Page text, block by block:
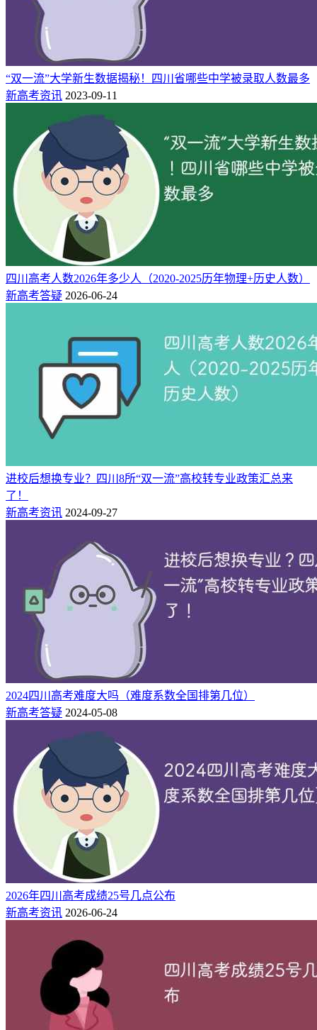
学生按成绩高低进行排序，提出拟录取名单。
原文链接：
http://jwc.swufe.edu.cn/__local/B/71/0F/
制链接到浏览器即可打开）
学校规定，学生在本科专业一年级（或二年级）可自愿申请转
专业。其中，一年级新生转专业由学校统一组织实施，二年级
学生转专业由学校组织各相关学院具体实施。申请转专业的学
生需要在专业人才培养方案所规定的第一学期课程中无未修记
录，所选课程无缓考、旷考、不及格或取消考试资格记录，身
体条件符合申请转入专业的体检标准要求。学校一般于新生一
年级秋季学期第14-15周集中受理学生转专业申请。高考成绩
在学校（分校区）在其所在省（自治区、直辖市）录取的同科
类新生中排名前5%，且其第一学期平均学分绩点不低于2.50
（但占用该专业接收总人数指标），直接转入其第一志愿专
业。对其余申请转专业学生，学校按专业从其当学期开设的课
程中选择4门课程（必修课、专业核心课优先）的期末考试成
绩作为其“考核成绩”（以卷面成绩为准，满分400分），“考核
成绩”与其第一学期“平均学分绩点成绩”（按“50+学分绩点
*10”折算，满分100分）相加确定其转专业成绩（满分500
分），并根据转专业成绩按平行志愿录取模式确定转专业学生
原文链接：
https://www.swpu.edu.cn/dean/info/1111/4108.htm
览器即可打开）
四川农业大学
根据学校2023年转专业相关规定，所修读必修课加权平均成绩
专业排名前40%、已修读的所有课程无补考或重修记录且未受
过任何纪律处分的大一或大二在读学生可以申请转专业，符合
转专业条件的学生在申请转专业时，可填报两个 专业志愿，
按第一志愿、第二志愿顺序分批审核。学院应对申请转入相关
专业的学 生进行综合考核，择优录取。
原文链接：
https://jiaowu.sicau.edu.cn/web/web/web/rule/202301.pdf
接到浏览器即可打开）
成都理工大学
根据学校2023年转专业相关规定，符合可申请转专业条件的学
生转出不设限，转入实施综合考核。申请转专业学生需为大
一、大二、大三本科在校学生，身心健康，思想政治表现良
好，对拟转入的专业有一定的特长和志向。大一学生参加学校
统一组织的转专业笔试和专业考核，符合条件者平级转入相同
年级修读。往届学生经专业考核，符合条件者降级转入下一年
级修读。大一学生根据笔试平均成绩（占50%）和秋季学期计
划内课程平均成绩（占50%）进行综合排序，并按各专业可接
收转专业人数的150%，确定可参加专业考核学生名单。通过
资格审核的往届降转学生直接参加专业考核。
原文链接：
“双一流”大学新生数据揭秘！四川省哪些中学被录取人数最多
新高考资讯 2023-09-11
四川高考人数2026年多少人（2020-2025历年物理+历史人数）
新高考答疑 2026-06-24
进校后想换专业？四川8所“双一流”高校转专业政策汇总来
了！
新高考资讯 2024-09-27
2024四川高考难度大吗（难度系数全国排第几位）
新高考答疑 2024-05-08
2026年四川高考成绩25号几点公布
新高考资讯 2026-06-24